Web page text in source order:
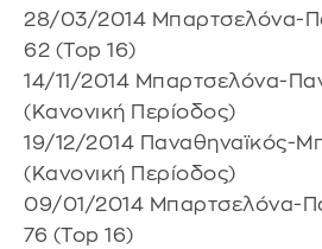
28/03/2014 Μπαρτσελόνα-
62 (Top 16)
14/11/2014 Μπαρτσελόνα-
(Κανονική Περίοδος)
19/12/2014 Παναθηναϊκός-
(Κανονική Περίοδος)
09/01/2014 Μπαρτσελόνα-
76 (Top 16)